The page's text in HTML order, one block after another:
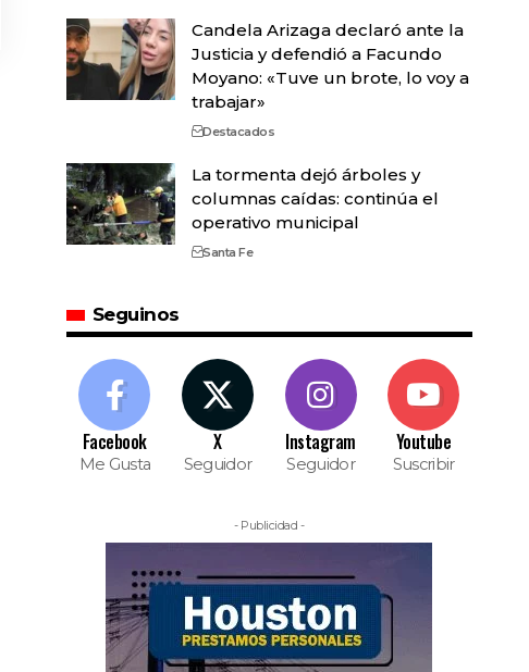
Candela Arizaga declaró ante la
Justicia y defendió a Facundo
Moyano: «Tuve un brote, lo voy a
trabajar»
Destacados
La tormenta dejó árboles y
columnas caídas: continúa el
operativo municipal
Santa Fe
Seguinos
Facebook
Me Gusta
X
Seguidor
Instagram
Seguidor
Youtube
Suscribir
- Publicidad -